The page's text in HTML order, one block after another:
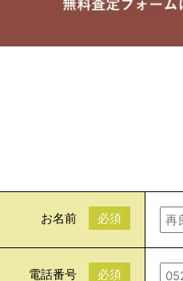
お名前 必須
電話番号 必須